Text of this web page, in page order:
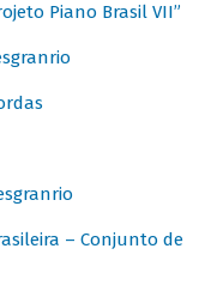
Piano Brasil VII”
– Conjunto de